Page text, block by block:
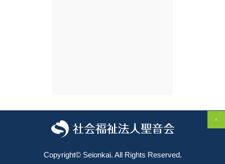
Copyright©️ Seionkai. All Rights Reserved.